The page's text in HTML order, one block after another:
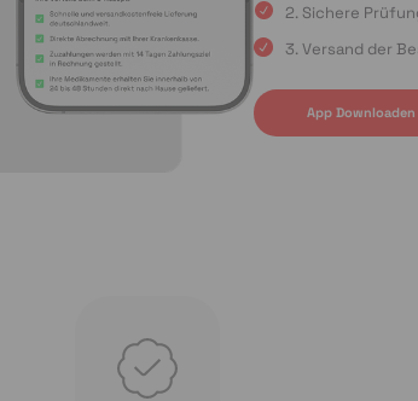
2. Sichere
3. Versand der
App Downloaden